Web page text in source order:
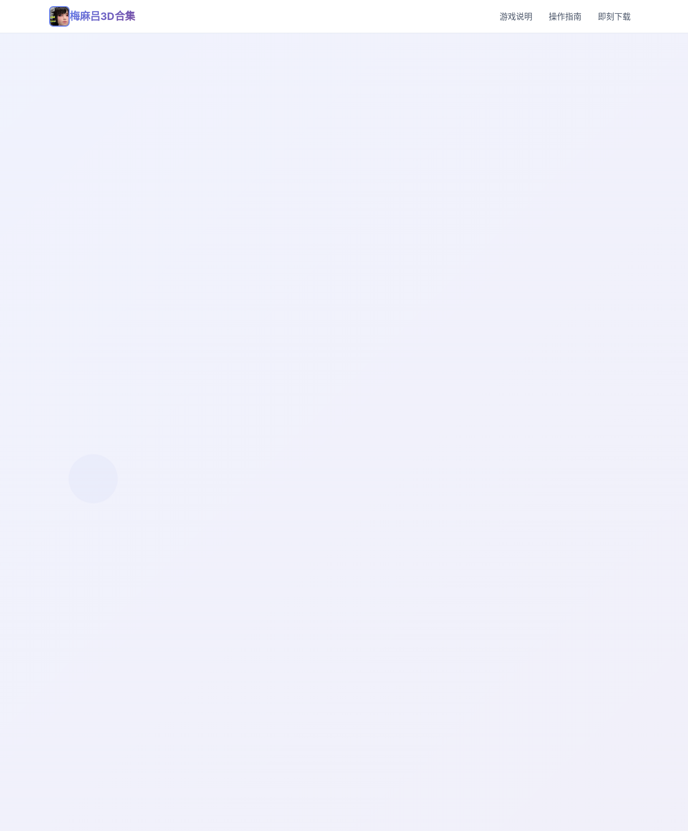
梅麻吕3D合集 游戏说明 操作指南 即刻下载